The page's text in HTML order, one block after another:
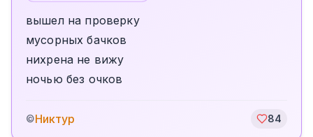
вышел на проверку
мусорных бачков
нихрена не вижу
ночью без очков
©Никтур 84